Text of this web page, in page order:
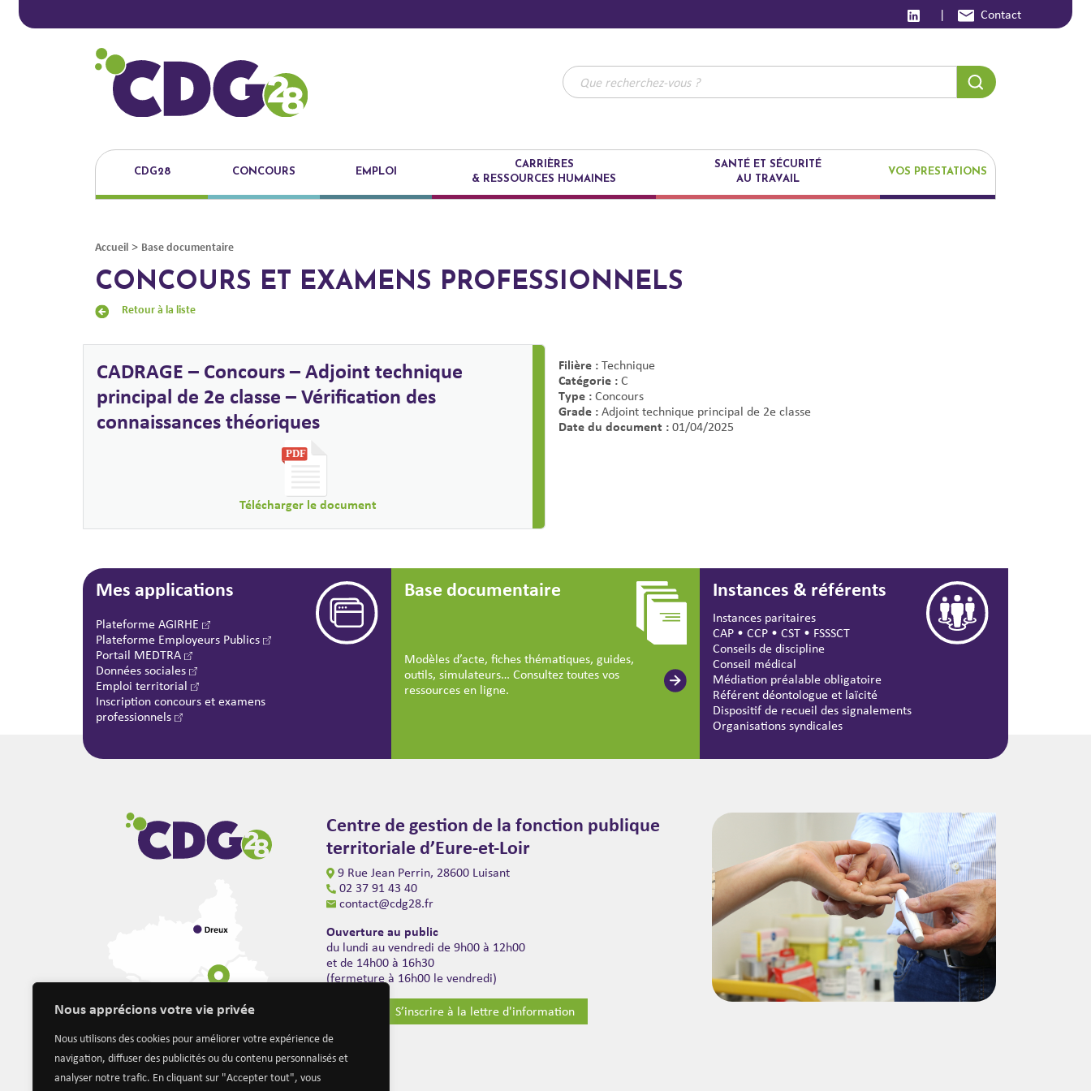
Nous apprécions votre vie privée
Nous utilisons des cookies pour améliorer votre expérience de
navigation, diffuser des publicités ou du contenu personnalisés et
analyser notre trafic. En cliquant sur "Accepter tout", vous
| Contact
CDG28 CONCOURS EMPLOI
CARRIÈRES
& RESSOURCES HUMAINES
SANTÉ ET SÉCURITÉ
AU TRAVAIL
VOS PRESTATIONS
Accueil > Base documentaire
CONCOURS ET EXAMENS PROFESSIONNELS
Retour à la liste
CADRAGE – Concours – Adjoint technique
principal de 2e classe – Vérification des
connaissances théoriques
Télécharger le document
Filière :Technique
Catégorie :C
Type :Concours
Grade :Adjoint technique principal de 2e classe
Date du document :01/04/2025
Mes applications
Plateforme AGIRHE
Plateforme Employeurs Publics
Portail MEDTRA
Données sociales
Emploi territorial
Inscription concours et examens
professionnels
Base documentaire
Modèles d’acte, fiches thématiques, guides,
outils, simulateurs… Consultez toutes vos
ressources en ligne.
Instances & référents
Instances paritaires
CAP • CCP • CST • FSSSCT
Conseils de discipline
Conseil médical
Médiation préalable obligatoire
Référent déontologue et laïcité
Dispositif de recueil des signalements
Organisations syndicales
Centre de gestion de la fonction publique
territoriale d’Eure-et-Loir
9 Rue Jean Perrin, 28600 Luisant
02 37 91 43 40
contact@cdg28.fr
Ouverture au public
du lundi au vendredi de 9h00 à 12h00
et de 14h00 à 16h30
(fermeture à 16h00 le vendredi)
S’inscrire à la lettre d'information